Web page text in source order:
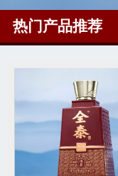
热门产品推荐